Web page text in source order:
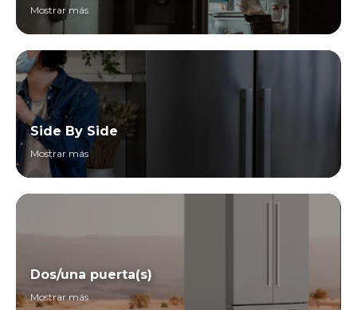
Mostrar más
Side By Side
Mostrar más
Dos/una puerta(s)
Mostrar más